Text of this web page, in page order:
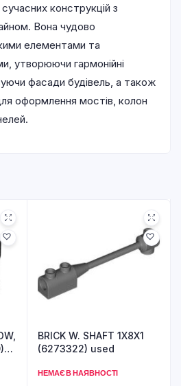
конструкцій з
Вона чудово
елементами та
утворюючи гармонійні
фасади будівель, а також
оформлення мостів, колон
BRICK W. SHAFT 1X8X1
(6273322) used
НЕМАЄ В НАЯВНОСТІ